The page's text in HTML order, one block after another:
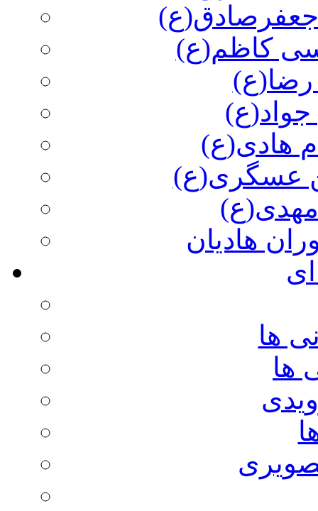
جعفرصادق(ع)
کاظم(ع)
هادی(ع)
عسگری(ع)
هادیان
ها
ها